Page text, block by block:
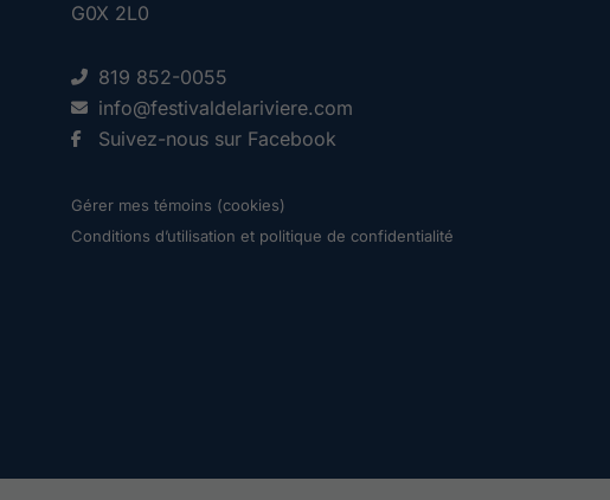
G0X 2L0
819 852-0055
info@festivaldelariviere.com
Suivez-nous sur Facebook
Gérer mes témoins (cookies)
Conditions d’utilisation et politique de confidentialité